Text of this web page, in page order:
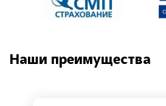
Наши преимущества